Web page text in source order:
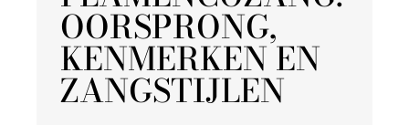
OORSPRONG,
KENMERKEN EN
ZANGSTIJLEN